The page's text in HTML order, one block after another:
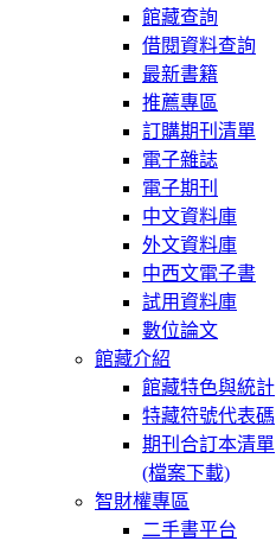
館藏查詢
借閱資料查詢
最新書籍
推薦專區
訂購期刊清單
電子雜誌
電子期刊
中文資料庫
外文資料庫
中西文電子書
試用資料庫
數位論文
館藏介紹
館藏特色與統計
特藏符號代表碼
期刊合訂本清單
(檔案下載)
智財權專區
二手書平台